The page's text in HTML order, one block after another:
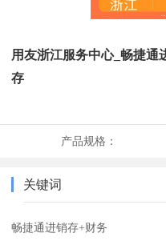
用友浙江服务中心_畅捷通
存
产品规格：
关键词
畅捷通进销存+财务